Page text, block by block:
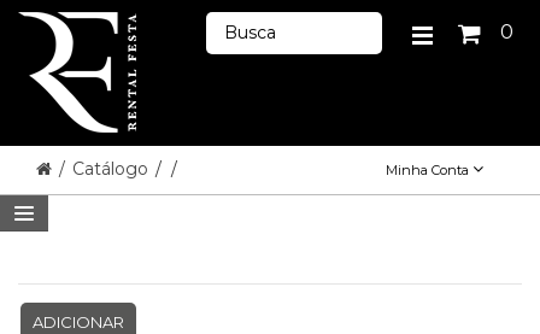
0
/ Catálogo / / Minha Conta
ADICIONAR